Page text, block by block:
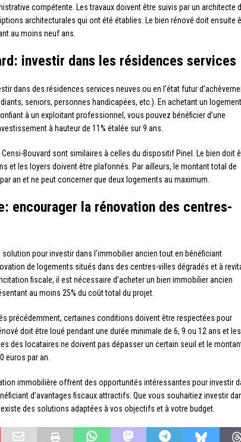
compétente. Les travaux doivent être suivis par un architecte
architecturales qui ont été établies. Le bien rénové doit ensuite
au moins neuf ans.
investir dans les résidences services
dans des résidences services neuves ou en l’état futur
seniors, personnes handicapées, etc.). En achetant un logement
à un exploitant professionnel, vous pouvez bénéficier d’une
à hauteur de 11% étalée sur 9 ans.
Bouvard sont similaires à celles du dispositif Pinel. Le bien doit
et les loyers doivent être plafonnés. Par ailleurs, le montant total de
an et ne peut concerner que deux logements au maximum.
encourager la rénovation des centres-
pour investir dans l’immobilier ancien tout en bénéficiant
de logements situés dans des centres-villes dégradés et à
fiscale, il est nécessaire d’acheter un bien immobilier ancien
au moins 25% du coût total du projet.
précédemment, certaines conditions doivent être respectées pour
doit être loué pendant une durée minimale de 6, 9 ou 12 ans et les
des locataires ne doivent pas dépasser un certain seuil et le
euros par an.
immobilière offrent des opportunités intéressantes pour investir
d’avantages fiscaux attractifs. Que vous souhaitiez investir
des solutions adaptées à vos objectifs et à votre budget.